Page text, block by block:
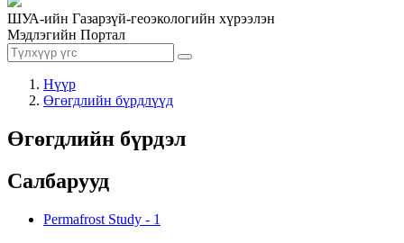
ШУА-ийн Газарзүй-геоэкологийн хүрээлэн
Мэдлэгийн Портал
Нүүр
Өгөгдлийн бүрдлүүд
Өгөгдлийн бүрдэл
Салбарууд
Permafrost Study - 1